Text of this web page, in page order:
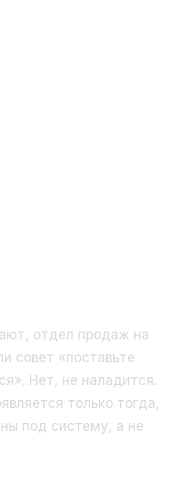
отдел продаж на
совет «поставьте
Нет, не наладится.
только тогда,
под систему, а не